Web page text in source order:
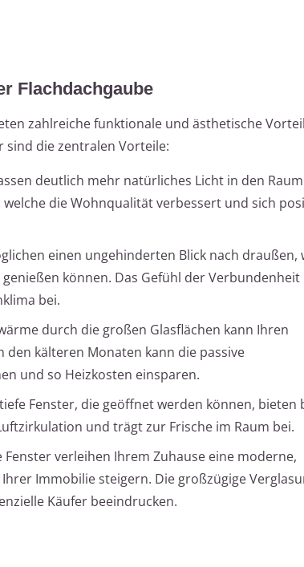
Flachdachgaube
zahlreiche funktionale und ästhetische
sind die zentralen Vorteile:
deutlich mehr natürliches Licht in den
die Wohnqualität verbessert und sich
einen ungehinderten Blick nach draußen,
können. Das Gefühl der
bei.
durch die großen Glasflächen kann Ihren
kälteren Monaten kann die passive
und so Heizkosten einsparen.
Fenster, die geöffnet werden können, bieten
und trägt zur Frische im Raum bei.
Fenster verleihen Ihrem Zuhause eine moderne,
Immobilie steigern. Die großzügige
Käufer beeindrucken.